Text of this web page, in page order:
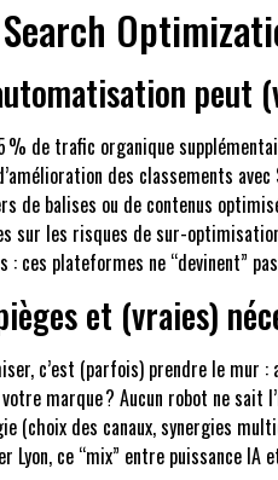
peut
% de trafic organique
des classements
de balises ou de contenus
sur les risques de sur-
: ces plateformes ne “devinent”
et (vraies)
c’est (parfois) prendre le mur
votre marque ? Aucun robot ne
(choix des canaux, synergies
Lyon, ce “mix” entre